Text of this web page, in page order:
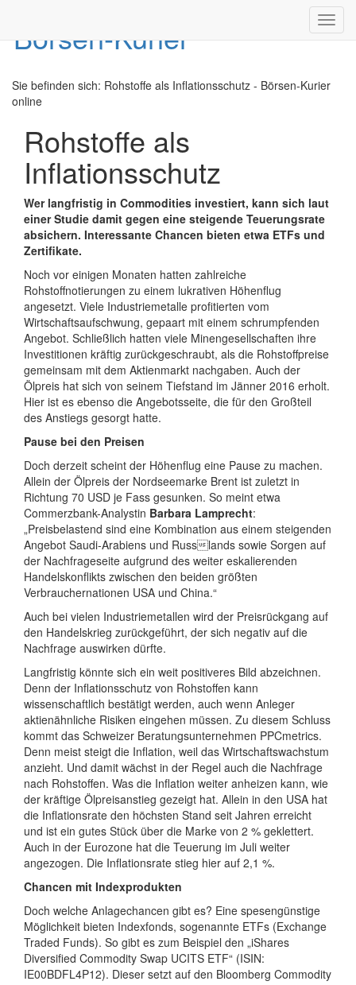
Sie befinden sich: Rohstoffe als Inflationsschutz - Börsen-Kurier
online
Rohstoffe als
Inflationsschutz
Wer langfristig in Commodities investiert, kann sich laut
einer Studie damit gegen eine steigende Teuerungsrate
absichern. Interessante Chancen bieten etwa ETFs und
Zertifikate.
Noch vor einigen Monaten hatten zahlreiche
Rohstoffnotierungen zu einem lukrativen Höhenflug
angesetzt. Viele Industriemetalle profitierten vom
Wirtschaftsaufschwung, gepaart mit einem schrumpfenden
Angebot. Schließlich hatten viele Minengesellschaften ihre
Investitionen kräftig zurückgeschraubt, als die Rohstoffpreise
gemeinsam mit dem Aktienmarkt nachgaben. Auch der
Ölpreis hat sich von seinem Tiefstand im Jänner 2016 erholt.
Hier ist es ebenso die Angebotsseite, die für den Großteil
des Anstiegs gesorgt hatte.
Pause bei den Preisen
Doch derzeit scheint der Höhenflug eine Pause zu machen.
Allein der Ölpreis der Nordseemarke Brent ist zuletzt in
Richtung 70 USD je Fass gesunken. So meint etwa
Commerzbank-Analystin Barbara Lamprecht:
„Preisbelastend sind eine Kombination aus einem steigenden
Angebot Saudi-Arabiens und Russlands sowie Sorgen auf
der Nachfrageseite aufgrund des weiter eskalierenden
Handelskonflikts zwischen den beiden größten
Verbrauchernationen USA und China.“
Auch bei vielen Industriemetallen wird der Preisrückgang auf
den Handelskrieg zurückgeführt, der sich negativ auf die
Nachfrage auswirken dürfte.
Langfristig könnte sich ein weit positiveres Bild abzeichnen.
Denn der Inflationsschutz von Rohstoffen kann
wissenschaftlich bestätigt werden, auch wenn Anleger
aktienähnliche Risiken eingehen müssen. Zu diesem Schluss
kommt das Schweizer Beratungsunternehmen PPCmetrics.
Denn meist steigt die Inflation, weil das Wirtschaftswachstum
anzieht. Und damit wächst in der Regel auch die Nachfrage
nach Rohstoffen. Was die Inflation weiter anheizen kann, wie
der kräftige Ölpreisanstieg gezeigt hat. Allein in den USA hat
die Inflationsrate den höchsten Stand seit Jahren erreicht
und ist ein gutes Stück über die Marke von 2 % geklettert.
Auch in der Eurozone hat die Teuerung im Juli weiter
angezogen. Die Inflationsrate stieg hier auf 2,1 %.
Chancen mit Indexprodukten
Doch welche Anlagechancen gibt es? Eine spesengünstige
Möglichkeit bieten Indexfonds, sogenannte ETFs (Exchange
Traded Funds). So gibt es zum Beispiel den „iShares
Diversified Commodity Swap UCITS ETF“ (ISIN:
IE00BDFL4P12). Dieser setzt auf den Bloomberg Commodity